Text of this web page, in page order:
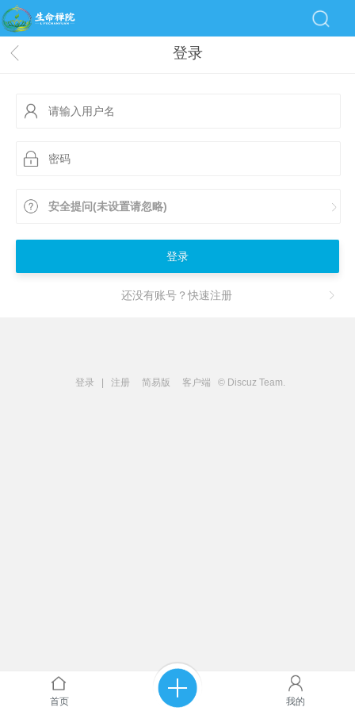
登录
安全提问(未设置请忽略)
登录
还没有账号？快速注册
登录 注册 简易版 客户端 © Discuz Team.
首页 我的